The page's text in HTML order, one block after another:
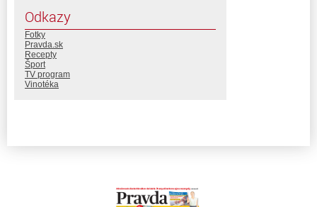
Odkazy
Fotky
Pravda.sk
Recepty
Šport
TV program
Vinotéka